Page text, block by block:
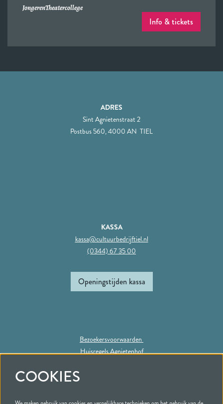
JongerenTheatercollege
Info & tickets
ADRES
Sint Agnietenstraat 2
Postbus 560, 4000 AN TIEL
KASSA
kassa@cultuurbedrijftiel.nl
(0344) 67 35 00
Openingstijden kassa
Bezoekersvoorwaarden
Huisregels Agnietenhof
COOKIES